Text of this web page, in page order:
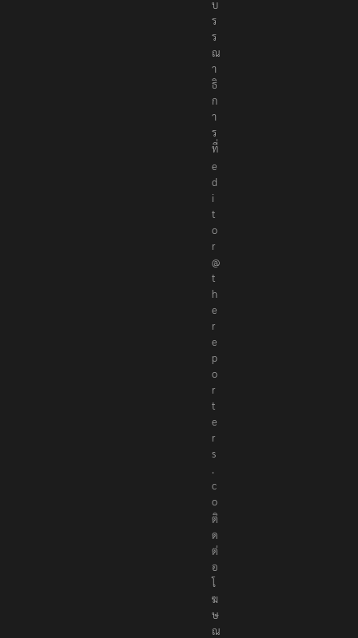
บ
ร
ร
ณ
า
ธิ
ก
า
ร
ที่
e
d
i
t
o
r
@
t
h
e
r
e
p
o
r
t
e
r
s
.
c
o
ติ
ด
ต่
อ
โ
ฆ
ษ
ณ